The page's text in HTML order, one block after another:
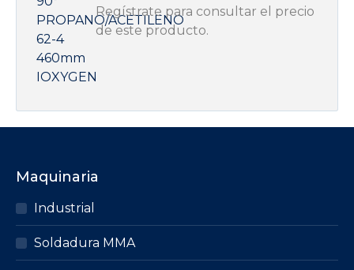
Regístrate para consultar el precio
de este producto.
Maquinaria
Industrial
Soldadura MMA